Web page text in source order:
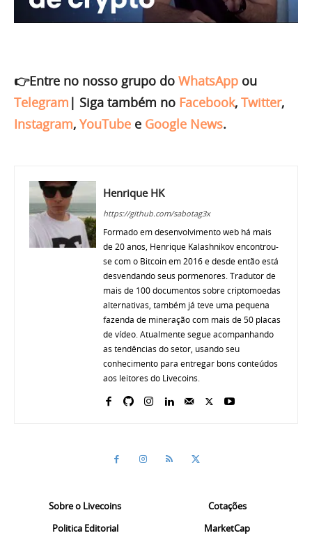
👉Entre no nosso grupo do WhatsApp ou
Telegram | Siga também no Facebook, Twitter,
Instagram, YouTube e Google News.
Henrique HK
https://github.com/sabotag3x
Formado em desenvolvimento web há mais
de 20 anos, Henrique Kalashnikov encontrou-
se com o Bitcoin em 2016 e desde então está
desvendando seus pormenores. Tradutor de
mais de 100 documentos sobre criptomoedas
alternativas, também já teve uma pequena
fazenda de mineração com mais de 50 placas
de vídeo. Atualmente segue acompanhando
as tendências do setor, usando seu
conhecimento para entregar bons conteúdos
aos leitores do Livecoins.
Sobre o Livecoins
Politica Editorial
Cotações
MarketCap